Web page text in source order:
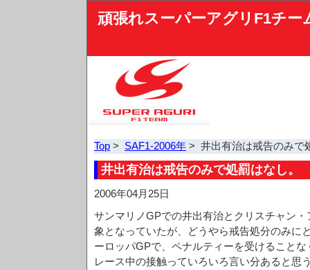
頑張れスーパーアグリF1チー
Top > SAF1-2006年 > 井出有治は戒告のみで
井出有治は戒告のみで処罰はなし。
2006年04月25日
サンマリノGPでの井出有治とクリスチャン
象となっていたが、どうやら戒告処分のみに
ーロッパGPで、ペナルティーを受けること
レース中の接触っていろいろ言い分あると思